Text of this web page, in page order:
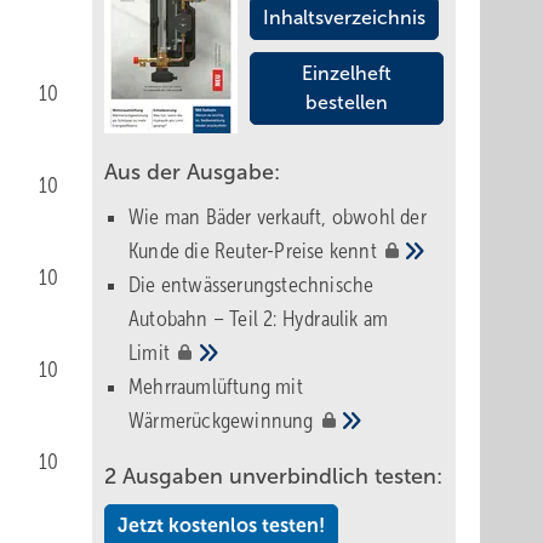
10
10
10
10
10
Inhaltsverzeichnis
Einzelheft
bestellen
Aus der Ausgabe:
Wie man Bäder verkauft, obwohl der
Kunde die Reuter-Preise kennt
Die entwässerungstechnische
Autobahn – Teil 2: Hydraulik am
Limit
Mehrraumlüftung mit
Wärmerückgewinnung
2 Ausgaben unverbindlich testen:
Jetzt kostenlos testen!